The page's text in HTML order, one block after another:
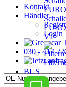
EURO
VI
BUS
Kontakt
Händler
Login
030 - 417